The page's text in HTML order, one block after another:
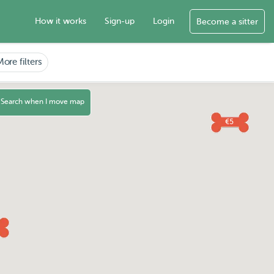
How it works Sign-up Login Become a sitter
filters
€5
Search when I move map